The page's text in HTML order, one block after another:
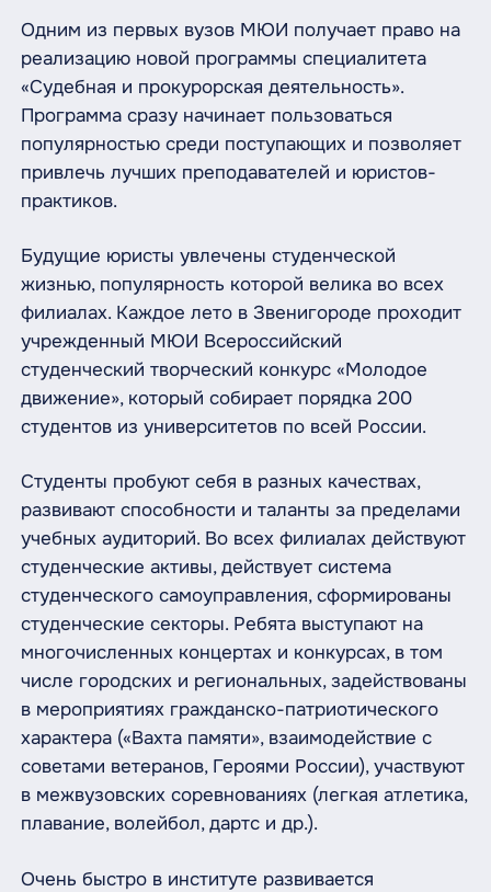
Одним из первых вузов МЮИ получает право на
реализацию новой программы специалитета
«Судебная и прокурорская деятельность».
Программа сразу начинает пользоваться
популярностью среди поступающих и позволяет
привлечь лучших преподавателей и юристов-
практиков.
Будущие юристы увлечены студенческой
жизнью, популярность которой велика во всех
филиалах. Каждое лето в Звенигороде проходит
учрежденный МЮИ Всероссийский
студенческий творческий конкурс «Молодое
движение», который собирает порядка 200
студентов из университетов по всей России.
Студенты пробуют себя в разных качествах,
развивают способности и таланты за пределами
учебных аудиторий. Во всех филиалах действуют
студенческие активы, действует система
студенческого самоуправления, сформированы
студенческие секторы. Ребята выступают на
многочисленных концертах и конкурсах, в том
числе городских и региональных, задействованы
в мероприятиях гражданско-патриотического
характера («Вахта памяти», взаимодействие с
советами ветеранов, Героями России), участвуют
в межвузовских соревнованиях (легкая атлетика,
плавание, волейбол, дартс и др.).
Очень быстро в институте развивается